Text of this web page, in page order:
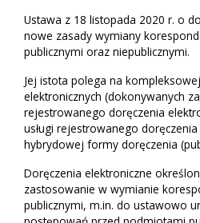
Ustawa z 18 listopada 2020 r. o
nowe zasady wymiany
publicznymi oraz niepublicznymi.
Jej istota polega na
elektronicznych (dokonywanych
rejestrowanego doręczenia
usługi rejestrowanego
hybrydowej formy doręczenia
Doręczenia elektroniczne
zastosowanie w wymianie
publicznymi, m.in. do ustawowo